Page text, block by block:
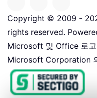
Copyright © 2009 -
rights reserved.
Microsoft 및 Office 로고
Microsoft Corporation